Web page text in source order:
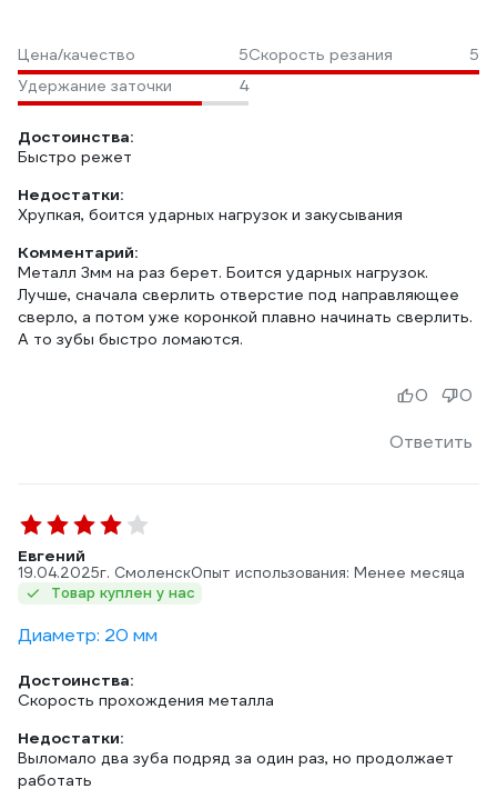
Цена/качество 5Скорость резания
5
Удержание заточки
4
Достоинства:
Быстро режет
Недостатки:
Хрупкая, боится ударных нагрузок и закусывания
Комментарий:
Металл 3мм на раз берет. Боится ударных нагрузок.
Лучше, сначала сверлить отверстие под направляющее
сверло, а потом уже коронкой плавно начинать сверлить.
А то зубы быстро ломаются.
Ответить
0 0
Евгений
19.04.2025г. СмоленскОпыт использования: Менее месяца
Товар куплен у нас
Диаметр: 20 мм
Достоинства:
Скорость прохождения металла
Недостатки:
Выломало два зуба подряд за один раз, но продолжает
работать